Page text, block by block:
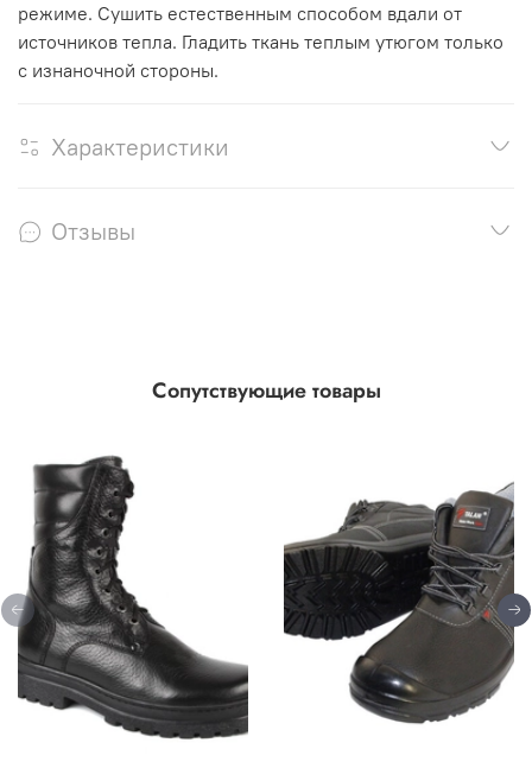
режиме. Сушить естественным способом вдали от
источников тепла. Гладить ткань теплым утюгом только
с изнаночной стороны.
Характеристики
Отзывы
Сопутствующие товары